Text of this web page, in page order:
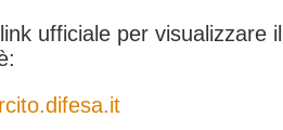
ufficiale per visualizzare